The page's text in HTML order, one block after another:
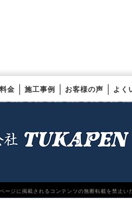
料金 施工事例 お客様の声 よく
ページに掲載されるコンテンツの無断転載を禁